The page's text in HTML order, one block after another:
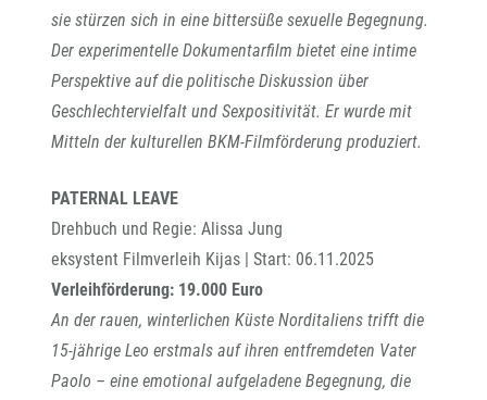
sie stürzen sich in eine bittersüße sexuelle Begegnung.
Der experimentelle Dokumentarfilm bietet eine intime
Perspektive auf die politische Diskussion über
Geschlechtervielfalt und Sexpositivität. Er wurde mit
Mitteln der kulturellen BKM-Filmförderung produziert.
PATERNAL LEAVE
Drehbuch und Regie: Alissa Jung
eksystent Filmverleih Kijas | Start: 06.11.2025
Verleihförderung: 19.000 Euro
An der rauen, winterlichen Küste Norditaliens trifft die
15-jährige Leo erstmals auf ihren entfremdeten Vater
Paolo – eine emotional aufgeladene Begegnung, die